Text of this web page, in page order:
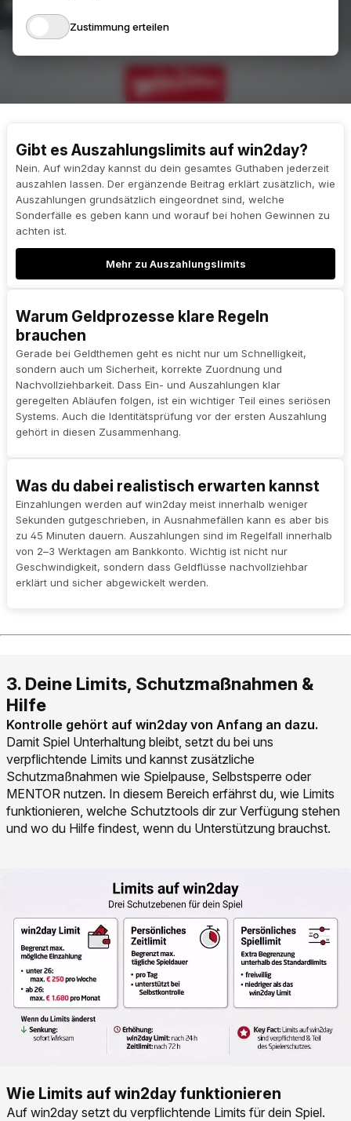
Gibt es Auszahlungslimits auf win2day?
Nein. Auf win2day kannst du dein gesamtes Guthaben jederzeit
auszahlen lassen. Der ergänzende Beitrag erklärt zusätzlich, wie
Auszahlungen grundsätzlich eingeordnet sind, welche
Sonderfälle es geben kann und worauf bei hohen Gewinnen zu
achten ist.
Mehr zu Auszahlungslimits
Warum Geldprozesse klare Regeln
brauchen
Gerade bei Geldthemen geht es nicht nur um Schnelligkeit,
sondern auch um Sicherheit, korrekte Zuordnung und
Nachvollziehbarkeit. Dass Ein- und Auszahlungen klar
geregelten Abläufen folgen, ist ein wichtiger Teil eines seriösen
Systems. Auch die Identitätsprüfung vor der ersten Auszahlung
gehört in diesen Zusammenhang.
Was du dabei realistisch erwarten kannst
Einzahlungen werden auf win2day meist innerhalb weniger
Sekunden gutgeschrieben, in Ausnahmefällen kann es aber bis
zu 45 Minuten dauern. Auszahlungen sind im Regelfall innerhalb
von 2–3 Werktagen am Bankkonto. Wichtig ist nicht nur
Geschwindigkeit, sondern dass Geldflüsse nachvollziehbar
erklärt und sicher abgewickelt werden.
Kontrolle gehört auf win2day von Anfang an dazu.
Damit Spiel Unterhaltung bleibt, setzt du bei uns
verpflichtende Limits und kannst zusätzliche
Schutzmaßnahmen wie Spielpause, Selbstsperre oder
MENTOR nutzen. In diesem Bereich erfährst du, wie Limits
funktionieren, welche Schutztools dir zur Verfügung stehen
und wo du Hilfe findest, wenn du Unterstützung brauchst.
Wie Limits auf win2day funktionieren
Auf win2day setzt du verpflichtende Limits für dein Spiel.